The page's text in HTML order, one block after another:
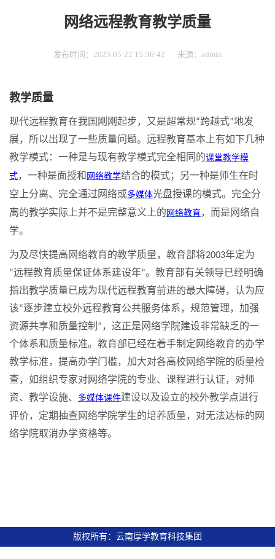
网络远程教育教学质量
发布时间：2023-05-22 15:36:42 来源：admin
教学质量
现代远程教育在我国刚刚起步，又是超常规“跨越式”地发
展，所以出现了一些质量问题。远程教育基本上有如下几种
教学模式：一种是与现有教学模式完全相同的课堂教学模
式，一种是面授和 网络教学结合的模式；另一种是师生在时
空上分离、完全通过网络或多媒体光盘授课的模式。完全分
离的教学实际上并不是完整意义上的 网络教育，而是网络自
学。
为及尽快提高网络教育的教学质量，教育部将2003年定为
“远程教育质量保证体系建设年”。教育部有关领导已经明确
指出教学质量已成为现代远程教育前进的最大障碍，认为应
该“逐步建立校外远程教育公共服务体系，规范管理，加强
资源共享和质量控制 ”，这正是网络学院建设非常缺乏的一
个体系和质量标准。教育部已经在着手制定网络教育的办学
教学标准，提高办学门槛，加大对各高校网络学院的质量检
查，如组织专家对网络学院的专业、课程进行认证，对师
资、教学设施、
多媒体课件建设以及设立的校外教学点进行
评价，定期抽查网络学院学生的培养质量，对无法达标的网
络学院取消办学资格等。
版权所有：云南厚学教育科技集团
滇ICP备16005908号-13